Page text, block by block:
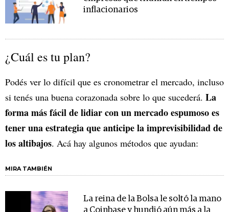
inflacionarios
¿Cuál es tu plan?
Podés ver lo difícil que es cronometrar el mercado, incluso
si tenés una buena corazonada sobre lo que sucederá. La
forma más fácil de lidiar con un mercado espumoso es
tener una estrategia que anticipe la imprevisibilidad de
los altibajos. Acá hay algunos métodos que ayudan:
MIRA TAMBIÉN
La reina de la Bolsa le soltó la mano
a Coinbase y hundió aún más a la